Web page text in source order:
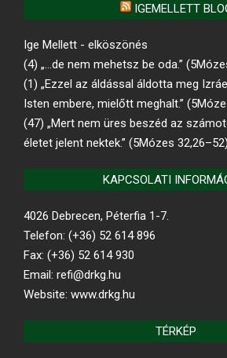
IGEMELLETT
Ige Mellett - elköszönés
(4) „…de nem mehetsz be oda.”
(1) „Ezzel az áldással áldotta meg
Isten embere, mielőtt meghalt.”
(47) „Mert nem üres beszéd az
életet jelent nektek.” (5Mózes 32,26–52)
KAPCSOLATI
4026 Debrecen, Péterfia 1-7.
Telefon: (+36) 52 614 896
Fax: (+36) 52 614 930
Email: refi@drkg.hu
Website: www.drkg.hu
TÉRKÉP